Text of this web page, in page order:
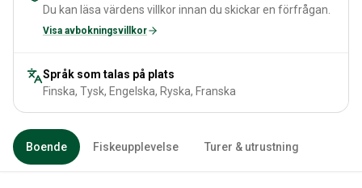
Du kan läsa värdens villkor innan du skickar en förfrågan.
Visa avbokningsvillkor
Språk som talas på plats
Finska, Tysk, Engelska, Ryska, Franska
Boende Fiskeupplevelse Turer & utrustning